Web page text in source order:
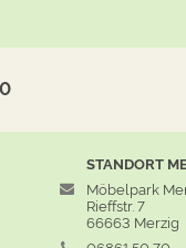
STANDORT
Möbelpark
Rieffstr. 7
66663 Merzig